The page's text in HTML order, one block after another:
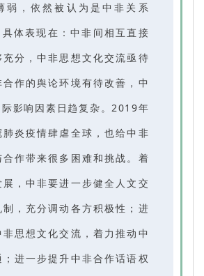
弱，依然被认为是中非关系
具体表现在：中非间相互直接
充分，中非思想文化交流亟待
作的舆论环境有待改善，中
影响因素日趋复杂。2019年
肺炎疫情肆虐全球，也给中非
合作带来很多困难和挑战。着
，中非要进一步健全人文交
，充分调动各方积极性；进
思想文化交流，着力推动中
进一步提升中非合作话语权